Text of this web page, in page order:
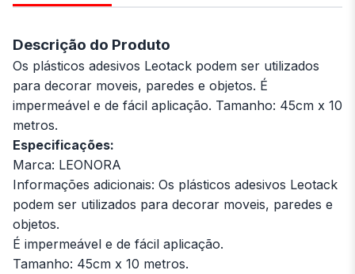
Descrição do Produto
Os plásticos adesivos Leotack podem ser utilizados
para decorar moveis, paredes e objetos. É
impermeável e de fácil aplicação. Tamanho: 45cm x 10
metros.
Especificações:
Marca: LEONORA
Informações adicionais: Os plásticos adesivos Leotack
podem ser utilizados para decorar moveis, paredes e
objetos.
É impermeável e de fácil aplicação.
Tamanho: 45cm x 10 metros.